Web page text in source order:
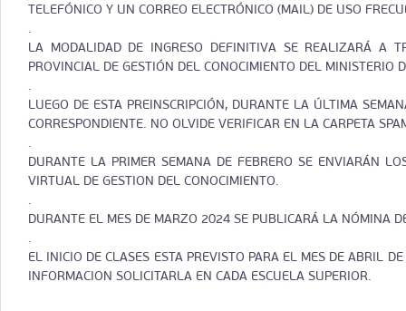
TELEFÓNICO Y UN CORREO ELECTRÓNICO (MAIL) DE USO
.
LA MODALIDAD DE INGRESO DEFINITIVA SE REALIZARÁ A
PROVINCIAL DE GESTIÓN DEL CONOCIMIENTO DEL MINISTERIO
.
LUEGO DE ESTA PREINSCRIPCIÓN, DURANTE LA ÚLTIMA
CORRESPONDIENTE. NO OLVIDE VERIFICAR EN LA CARPETA
.
DURANTE LA PRIMER SEMANA DE FEBRERO SE ENVIARÁN
VIRTUAL DE GESTION DEL CONOCIMIENTO.
.
DURANTE EL MES DE MARZO 2024 SE PUBLICARÁ LA NÓMINA
.
EL INICIO DE CLASES ESTA PREVISTO PARA EL MES DE ABRIL
INFORMACION SOLICITARLA EN CADA ESCUELA SUPERIOR.